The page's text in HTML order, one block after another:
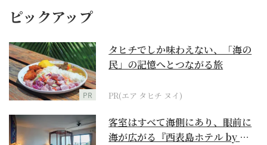
ピックアップ
PR
タヒチでしか味わえない、「海の
民」の記憶へとつながる旅
PR(エア タヒチ ヌイ)
客室はすべて海側にあり、眼前に
海が広がる『西表島ホテル by 星